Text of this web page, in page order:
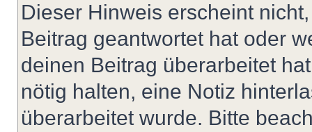
Dieser Hinweis erscheint
Beitrag geantwortet hat oder
deinen Beitrag überarbeitet
nötig halten, eine Notiz
überarbeitet wurde. Bitte